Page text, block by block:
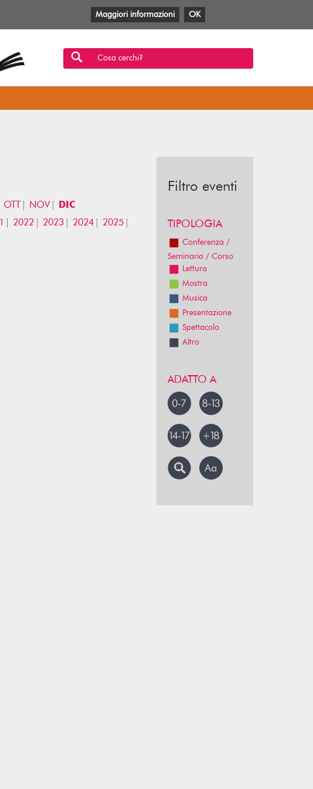
Facebook
TwitterYouTube
Anobii
SBTMlol
Cosa cerchi?
OTT NOV
DIC
2022 2023 2024
2025
Filtro eventi
TIPOLOGIA
Conferenza /
Seminario / Corso
Lettura
Mostra
Musica
Presentazione
Spettacolo
Altro
ADATTO A
Maggiori informazioni OK